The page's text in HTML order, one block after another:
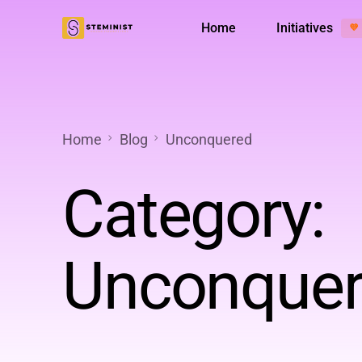
Home Initiatives 💜
Home Blog Unconquered
Category: